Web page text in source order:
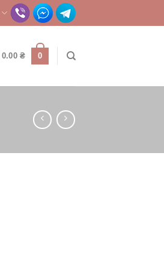
0.00₴ 0